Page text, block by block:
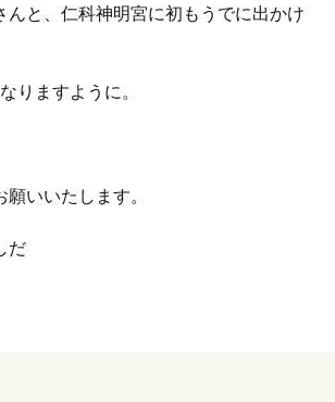
んと、仁科神明宮に初もうでに出かけ
りますように。
いいたします。
だ